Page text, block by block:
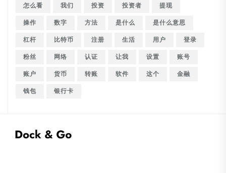
怎么看
我们 投资 投资者
提现
操作
数字 方法 是什么
是什么意思
杠杆
比特币 注册 生活 用户
登录
粉丝
网络 认证 让我 设置
账号
账户
货币 转账 软件 这个
金融
钱包
银行卡